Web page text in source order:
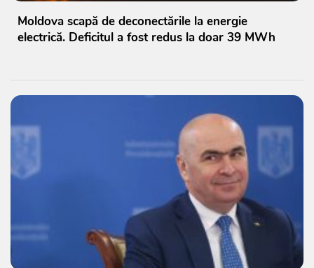
Moldova scapă de deconectările la energie
electrică. Deficitul a fost redus la doar 39 MWh